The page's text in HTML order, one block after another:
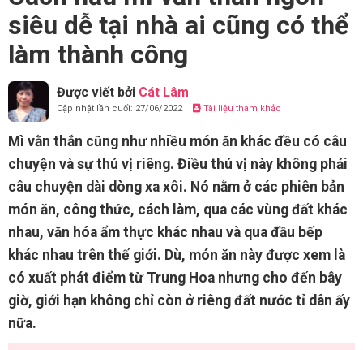
siêu dễ tại nhà ai cũng có thể
làm thành công
Được viết bởi Cát Lâm
Cập nhật lần cuối: 27/06/2022 Tài liệu tham khảo
Mì vằn thắn cũng như nhiều món ăn khác đều có câu
chuyện và sự thú vị riêng. Điều thú vị này không phải
câu chuyện dài dòng xa xôi. Nó nằm ở các phiên bản
món ăn, công thức, cách làm, qua các vùng đất khác
nhau, văn hóa ẩm thực khác nhau và qua đầu bếp
khác nhau trên thế giới. Dù, món ăn này được xem là
có xuất phát điểm từ Trung Hoa nhưng cho đến bây
giờ, giới hạn không chỉ còn ở riêng đất nước tỉ dân ấy
nữa.